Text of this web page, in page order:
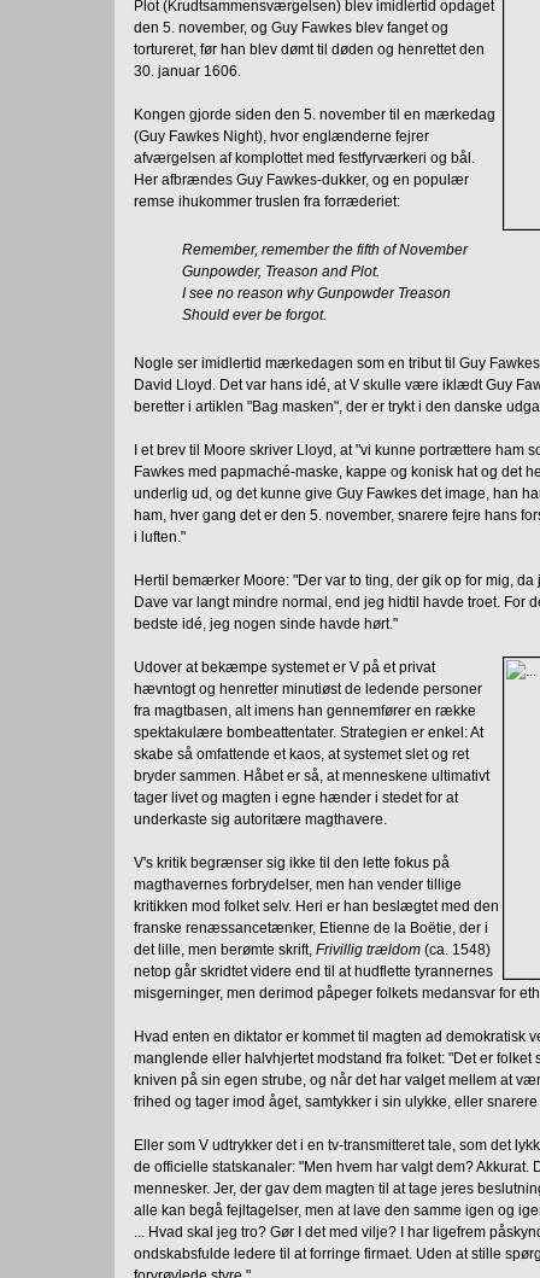
Plot (Krudtsammensværgelsen) blev imidlertid opdaget
den 5. november, og Guy Fawkes blev fanget og
tortureret, før han blev dømt til døden og henrettet den
30. januar 1606.
Kongen gjorde siden den 5. november til en mærkedag
(Guy Fawkes Night), hvor englænderne fejrer
afværgelsen af komplottet med festfyrværkeri og bål.
Her afbrændes Guy Fawkes-dukker, og en populær
remse ihukommer truslen fra forræderiet:
Remember, remember the fifth of November
Gunpowder, Treason and Plot.
I see no reason why Gunpowder Treason
Should ever be forgot.
Nogle ser imidlertid mærkedagen som en tribut til Guy
David Lloyd. Det var hans idé, at V skulle være iklædt Guy
beretter i artiklen "Bag masken", der er trykt i den danske
I et brev til Moore skriver Lloyd, at "vi kunne portrættere ham
Fawkes med papmaché-maske, kappe og konisk hat og det
underlig ud, og det kunne give Guy Fawkes det image, han
ham, hver gang det er den 5. november, snarere fejre hans
i luften."
Hertil bemærker Moore: "Der var to ting, der gik op for mig,
Dave var langt mindre normal, end jeg hidtil havde troet. For
bedste idé, jeg nogen sinde havde hørt."
Udover at bekæmpe systemet er V på et privat
hævntogt og henretter minutiøst de ledende personer
fra magtbasen, alt imens han gennemfører en række
spektakulære bombeattentater. Strategien er enkel: At
skabe så omfattende et kaos, at systemet slet og ret
bryder sammen. Håbet er så, at menneskene ultimativt
tager livet og magten i egne hænder i stedet for at
underkaste sig autoritære magthavere.
V's kritik begrænser sig ikke til den lette fokus på
magthavernes forbrydelser, men han vender tillige
kritikken mod folket selv. Heri er han beslægtet med den
franske renæssancetænker, Etienne de la Boëtie, der i
det lille, men berømte skrift, Frivillig trældom (ca. 1548)
netop går skridtet videre end til at hudflette tyrannernes
misgerninger, men derimod påpeger folkets medansvar for
Hvad enten en diktator er kommet til magten ad demokratisk
manglende eller halvhjertet modstand fra folket: "Det er
kniven på sin egen strube, og når det har valget mellem at
frihed og tager imod åget, samtykker i sin ulykke, eller
Eller som V udtrykker det i en tv-transmitteret tale, som det
de officielle statskanaler: "Men hvem har valgt dem? Akkurat.
mennesker. Jer, der gav dem magten til at tage jeres
alle kan begå fejltagelser, men at lave den samme igen og
... Hvad skal jeg tro? Gør I det med vilje? I har ligefrem
ondskabsfulde ledere til at forringe firmaet. Uden at stille